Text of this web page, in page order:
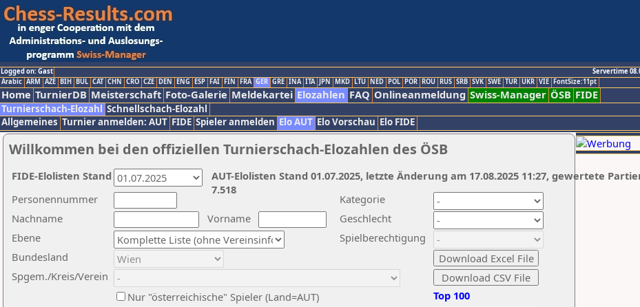
Logged on: Gast
Servertime
Arabic ARM AZE BIH BUL CAT CHN CRO CZE DEN ENG ESP FAI FIN FRA GER GRE INA ITA JPN MKD LTU NED POL POR ROU RUS SRB SVK SWE TUR UKR VIE FontSize:11pt
Home TurnierDB Meisterschaft Foto-Galerie Meldekartei Elozahlen FAQ Onlineanmeldung Swiss-Manager ÖSB FIDE
Turnierschach-Elozahl Schnellschach-Elozahl
Allgemeines Turnier anmelden: AUT FIDE Spieler anmelden Elo AUT Elo Vorschau Elo FIDE
Willkommen bei den offiziellen Turnierschach-Elozahlen des ÖSB
Nachname
Vorname
Ebene
Kategorie
Personennummer
Bundesland
Spgem./Kreis/Verein
Geschlecht
Nur "österreichische" Spieler (Land=AUT)
Spielberechtigung
Top 100
AUT-Elolisten Stand 01.07.2025, letzte Änderung am 17.08.2025 11:27, gewertete
7.518
FIDE-Elolisten Stand